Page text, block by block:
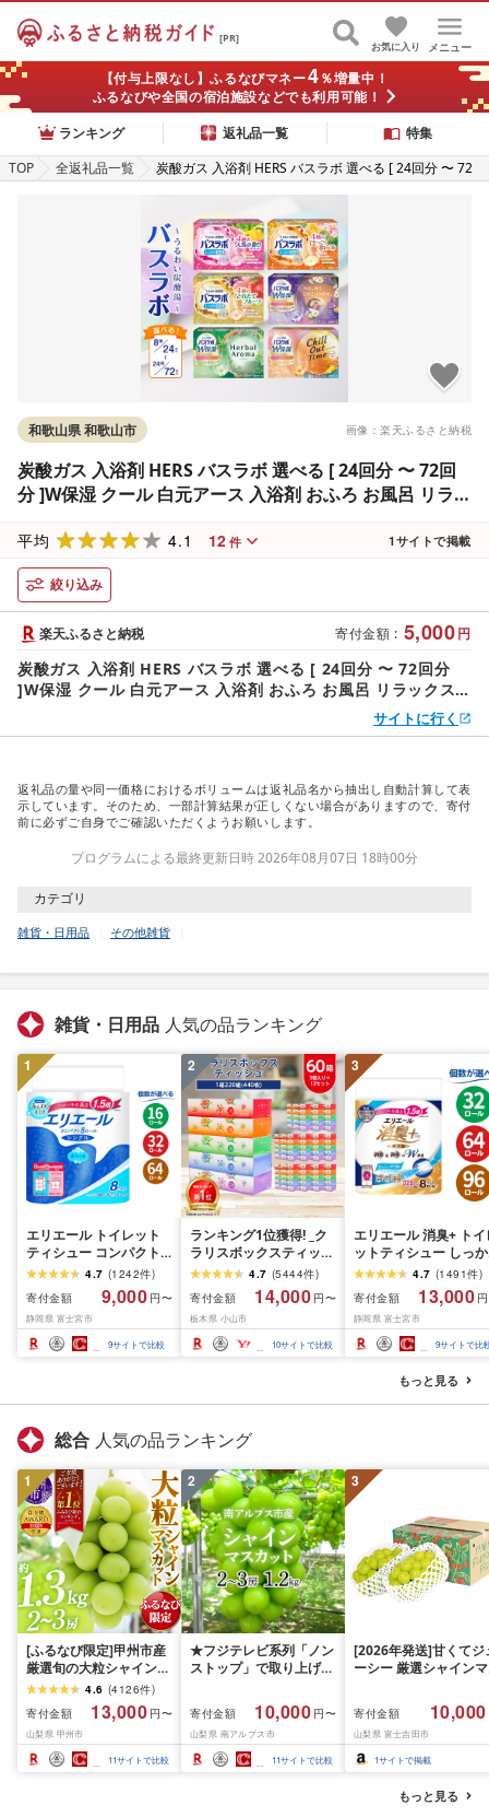
[PR]
メニュー
お気に入り
【付与上限なし】ふるなびマネー4％増量中！
ふるなびや全国の宿泊施設などでも利用可能！
ランキング
返礼品一覧
特集
TOP
全返礼品一覧
炭酸ガス 入浴剤 HERS バスラボ 選べる [ 24回分 〜 72
回分 ]W保湿 クール 白元アース 入浴剤 おふろ お風呂
リラックス 癒し セット アソート 送料無料 | 炭酸タイ
プ 保湿成分配合 人気 おすすめ バスタイム 温浴 炭酸泉
香り ふるさと納税
画像：楽天ふるさと納税
和歌山県 和歌山市
炭酸ガス 入浴剤 HERS バスラボ 選べる [ 24回分 〜 72回
分 ]W保湿 クール 白元アース 入浴剤 おふろ お風呂 リラッ
分配合 人気 おすすめ バスタイム 温浴 炭酸泉 香り ふるさ
と納税
平均 4.1 12 件 1サイトで掲載
絞り込み
寄付金額 : 5,000円
楽天ふるさと納税
炭酸ガス 入浴剤 HERS バスラボ 選べる [ 24回分 〜 72回分
]W保湿 クール 白元アース 入浴剤 おふろ お風呂 リラックス
癒し セット アソート 送料無料 | 炭酸タイプ 保湿成分配合 人
気 おすすめ バスタイム 温浴 炭酸泉 香り ふるさと納税
サイトに行く
返礼品の量や同一価格におけるボリュームは返礼品名から抽出し自動計算して表
示しています。そのため、一部計算結果が正しくない場合がありますので、寄付
前に必ずご自身でご確認いただくようお願いします。
プログラムによる最終更新日時 2026年08月07日 18時00分
カテゴリ
雑貨・日用品 その他雑貨
雑貨・日用品 人気の品ランキング
1
エリエール トイレット
ティシュー コンパクト
シングル [個数が選べ
る:16・32・64 ロール]
1.5倍巻 82.5m トイレッ
トペーパー シングル パ
ルプ100% 香りつき 日用
品 消耗品 備蓄 ふるさと
4.7 (1242件)
寄付金額
9,000 円〜
静岡県 富士宮市
9サイトで比較
2
ランキング1位獲得! _ク
ラリスボックスティッシ
ュ60箱(1箱220組(440
枚))(5個入り×12セット)_
ティッシュ ティッシュ
ペーパー 日用品 常備品
生活用品 まとめ買い [配
送不可地域:離島・沖縄
4.7 (5444件)
寄付金額
14,000 円〜
栃木県 小山市
10サイトで比較
3
エリエール 消臭+ トイ
ットティシュー しっか
り香るフレッシュクリ
の香り コンパクトダブ
ル [選べるロール数:32
64・96 ロール] 1.5倍
37.5m トイレットペー
パー ダブル パルプ
日用品 消耗品 備蓄 送
無料 静岡県 富士宮市
4.7 (1491件)
寄付金額
13,000
静岡県 富士宮市
9サイトで比
もっと見る
総合 人気の品ランキング
1
[ふるなび限定]甲州市産
厳選旬の大粒シャインマ
スカット 約1.3kg 2〜3
房[2026年発送]
(MG)B12-472 FN-
Limited-VO シャインマ
スカット フルーツ
4.6 (4126件)
寄付金額
13,000 円〜
山梨県 甲州市
11サイトで比較
2
★フジテレビ系列「ノン
ストップ」で取り上げら
先行予約]南アルプス市
産シャインマスカット
1.2kg以上(2〜3房)ふる
さと納税 おすすめ 山梨
県 南アルプス市 送料無
寄付金額 10,000 円〜
山梨県 南アルプス市
11サイトで比較
3
[2026年発送]甘くてジ
ーシー 厳選シャインマ
月前半(1〜15日)から
月下旬までの発送) フ
ーツ ぶどう 果物 山梨
産 2026 旬 大粒 高級
寄付金額 10,000
山梨県 富士吉田市
1サイトで掲載
もっと見る